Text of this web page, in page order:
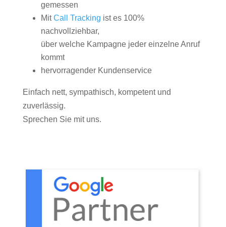
gemessen
MitCall Tracking ist es 100%
nachvollziehbar,
über welche Kampagne jeder einzelne Anruf
kommt
hervorragender Kundenservice
Einfach nett, sympathisch, kompetent und
zuverlässig.
Sprechen Sie mit uns.